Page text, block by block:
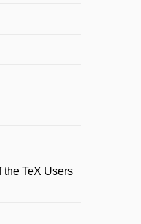
the TeX Users